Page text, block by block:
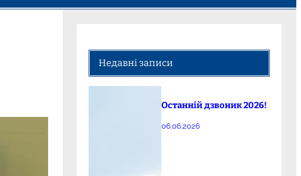
Недавні записи
Останній дзвоник 2026!
06.06.2026